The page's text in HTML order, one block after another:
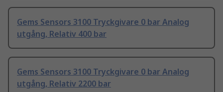
Gems Sensors 3100 Tryckgivare 0 bar Analog
utgång, Relativ 400 bar
Gems Sensors 3100 Tryckgivare 0 bar Analog
utgång, Relativ 2200 bar